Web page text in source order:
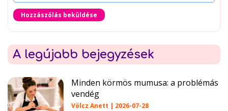
Hozzászólás beküldése
A legújabb bejegyzések
Minden körmös mumusa: a problémás
vendég
Völcz Anett | 2026-07-28